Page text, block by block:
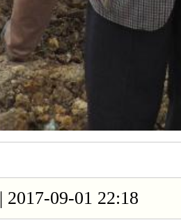
| 2017-09-01 22:18